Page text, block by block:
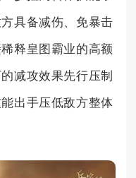
具备减伤、免暴击
释皇图霸业的高额
减攻效果先行压制
出手压低敌方整体